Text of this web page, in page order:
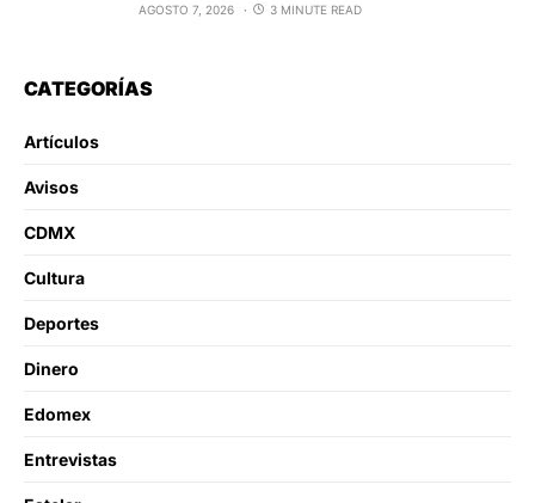
AGOSTO 7, 2026 3 MINUTE READ
CATEGORÍAS
Artículos
Avisos
CDMX
Cultura
Deportes
Dinero
Edomex
Entrevistas